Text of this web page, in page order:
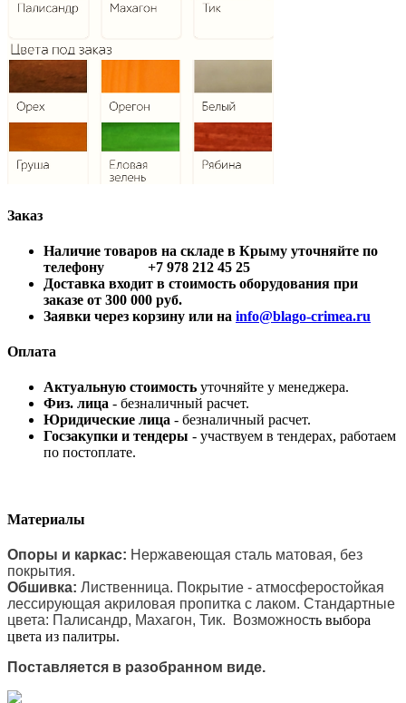
Заказ
Наличие товаров на складе в Крыму уточняйте по
телефону +7 978 212 45 25
Доставка входит в стоимость оборудования при
заказе от 300 000 руб.
Заявки через корзину или на info@blago-crimea.ru
Оплата
Актуальную стоимость уточняйте у менеджера.
Физ. лица - безналичный расчет.
Юридические лица - безналичный расчет.
Госзакупки и тендеры - участвуем в тендерах, работаем
по постоплате.
Материалы
Опоры и каркас: Нержавеющая сталь матовая, без
покрытия.
Обшивка: Лиственница. Покрытие - атмосферостойкая
лессирующая акриловая пропитка с лаком. Стандартные
цвета: Палисандр, Махагон, Тик. Возможность выбора
цвета из палитры.
Поставляется в разобранном виде.